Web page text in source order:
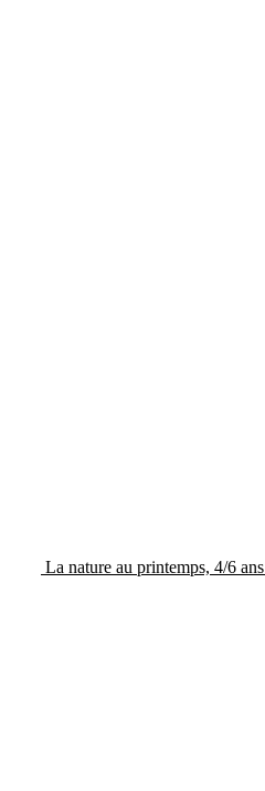
La nature au printemps, 4/6 ans